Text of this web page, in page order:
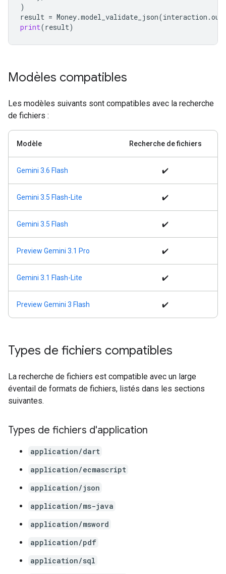
)
result = Money.model_validate_json(interaction .
print(result)
Modèles compatibles
Les modèles suivants sont compatibles avec la recherche
de fichiers :
Modèle Recherche de fichiers
Gemini 3.6 Flash ✔️
Gemini 3.5 Flash-Lite ✔️
Gemini 3.5 Flash ✔️
Preview Gemini 3.1 Pro ✔️
Gemini 3.1 Flash-Lite ✔️
Preview Gemini 3 Flash ✔️
Types de fichiers compatibles
La recherche de fichiers est compatible avec un large
éventail de formats de fichiers, listés dans les sections
suivantes.
Types de fichiers d'application
application/dart
application/ecmascript
application/json
application/ms-java
application/msword
application/pdf
application/sql